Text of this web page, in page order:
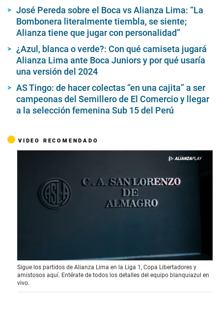
José Pereda sobre el Boca vs Alianza Lima: “La
Bombonera literalmente tiembla, se siente;
Alianza tiene que jugar con personalidad”
¿Azul, blanca o verde?: Con qué camiseta jugará
Alianza Lima ante Boca Juniors y por qué usaría
una versión del 2024
AS Tingo: de hacer colectas “en una cajita” a ser
campeonas del Semillero de El Comercio y llegar
a la selección femenina Sub 15 del Perú
VIDEO RECOMENDADO
0
o
f
1
m
Sigue los partidos de Alianza Lima en la Liga 1, Copa Libertadores y
amistosos aquí. Entérate de todos los detalles del equipo blanquiazul en
vivo.